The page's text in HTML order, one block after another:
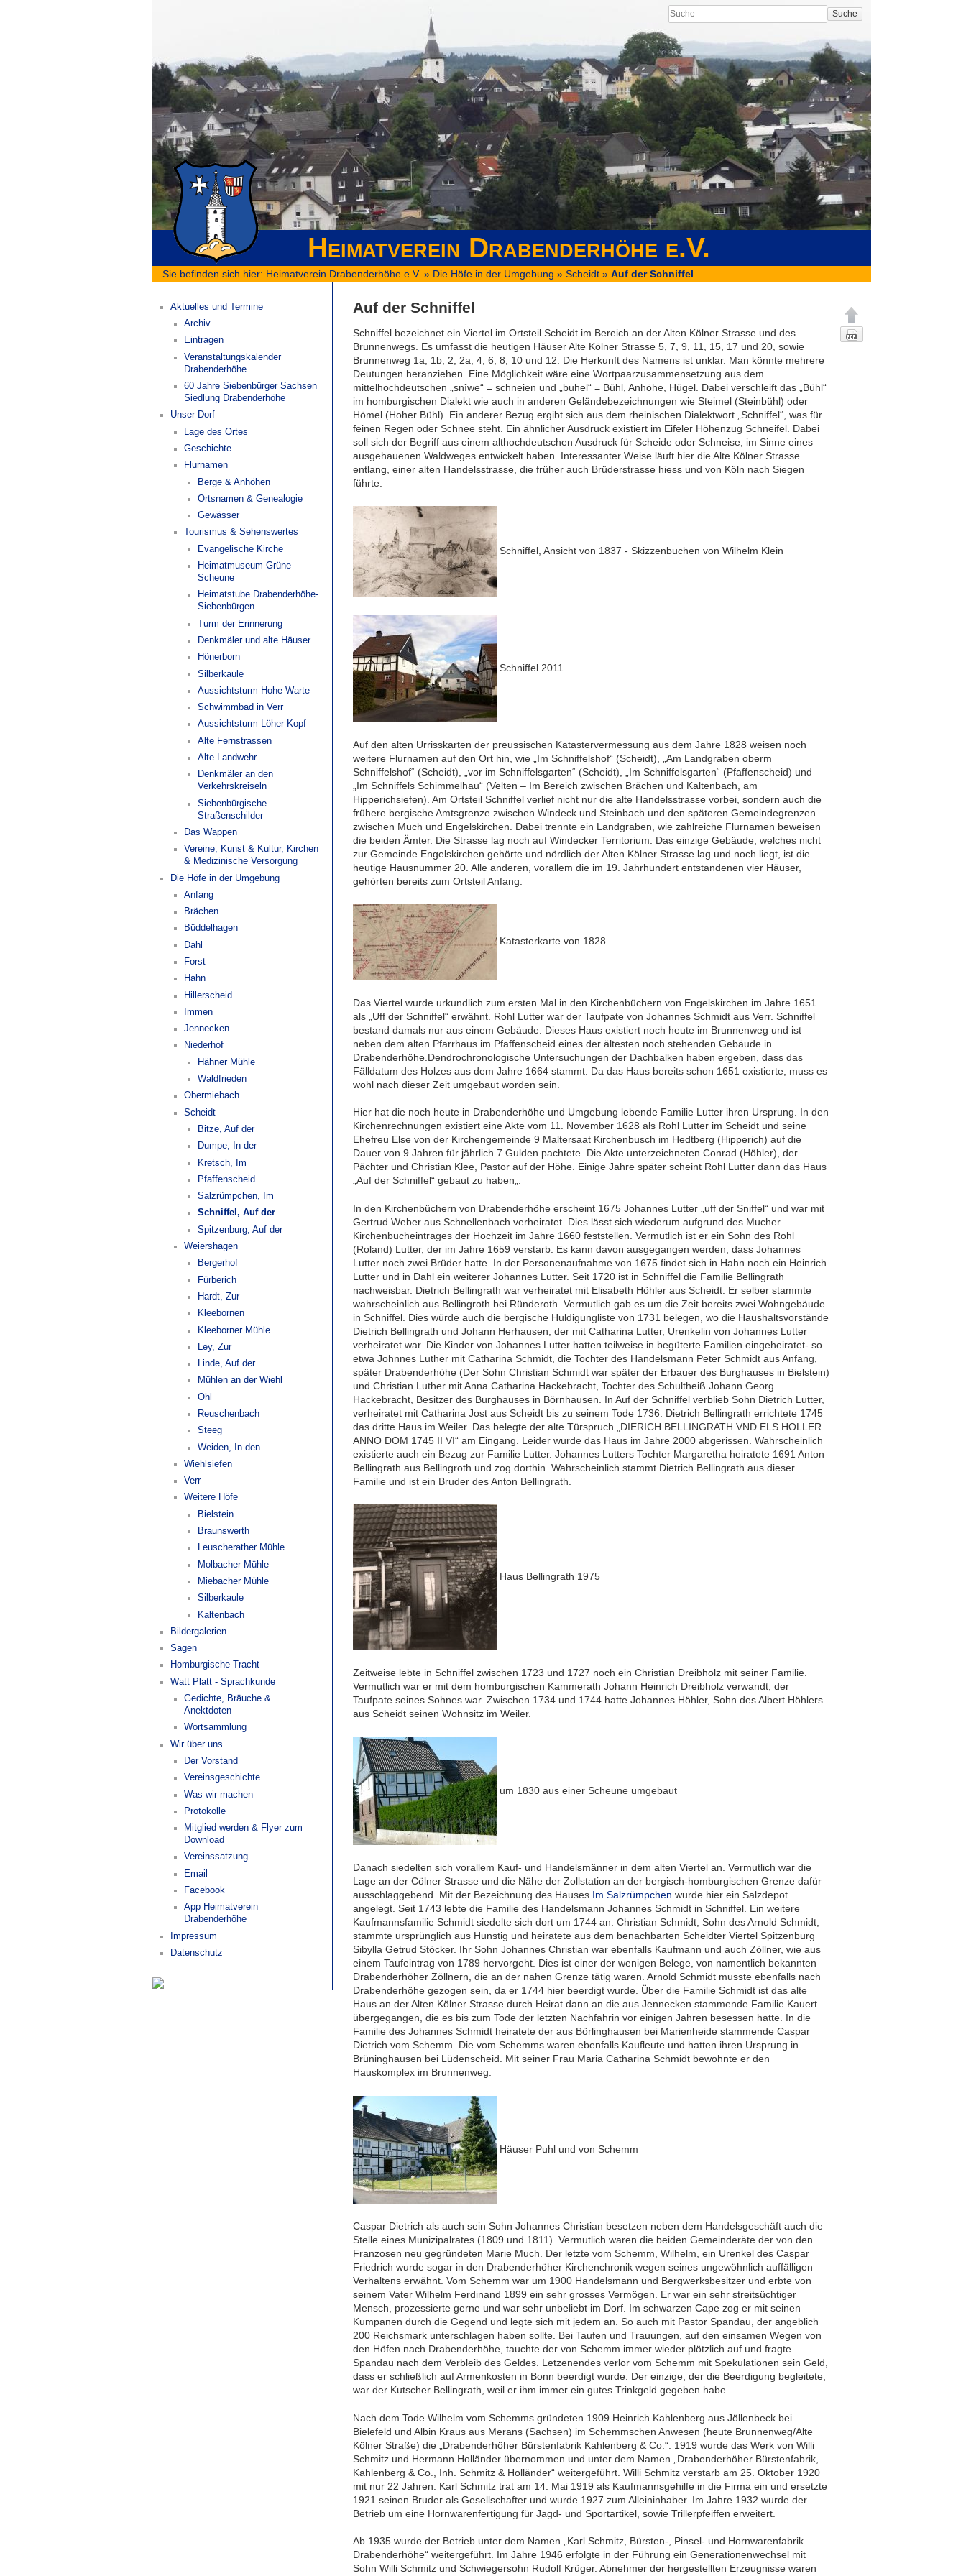
Heimatverein Drabenderhöhe e.V.
Suche
Sie befinden sich hier: Heimatverein Drabenderhöhe e.V. » Die Höfe in der Umgebung » Scheidt » Auf der Schniffel
Aktuelles und Termine
Archiv
Eintragen
Veranstaltungskalender
Drabenderhöhe
60 Jahre Siebenbürger Sachsen
Siedlung Drabenderhöhe
Unser Dorf
Lage des Ortes
Geschichte
Flurnamen
Berge & Anhöhen
Ortsnamen & Genealogie
Gewässer
Tourismus & Sehenswertes
Evangelische Kirche
Heimatmuseum Grüne
Scheune
Heimatstube Drabenderhöhe-
Siebenbürgen
Turm der Erinnerung
Denkmäler und alte Häuser
Hönerborn
Silberkaule
Aussichtsturm Hohe Warte
Schwimmbad in Verr
Aussichtsturm Löher Kopf
Alte Fernstrassen
Alte Landwehr
Denkmäler an den
Verkehrskreiseln
Siebenbürgische
Straßenschilder
Das Wappen
Vereine, Kunst & Kultur, Kirchen
& Medizinische Versorgung
Die Höfe in der Umgebung
Anfang
Brächen
Büddelhagen
Dahl
Forst
Hahn
Hillerscheid
Immen
Jennecken
Niederhof
Hähner Mühle
Waldfrieden
Obermiebach
Scheidt
Bitze, Auf der
Dumpe, In der
Kretsch, Im
Pfaffenscheid
Salzrümpchen, Im
Schniffel, Auf der
Spitzenburg, Auf der
Weiershagen
Bergerhof
Fürberich
Hardt, Zur
Kleebornen
Kleeborner Mühle
Ley, Zur
Linde, Auf der
Mühlen an der Wiehl
Ohl
Reuschenbach
Steeg
Weiden, In den
Wiehlsiefen
Verr
Weitere Höfe
Bielstein
Braunswerth
Leuscherather Mühle
Molbacher Mühle
Miebacher Mühle
Silberkaule
Kaltenbach
Bildergalerien
Sagen
Homburgische Tracht
Watt Platt - Sprachkunde
Gedichte, Bräuche &
Anektdoten
Wortsammlung
Wir über uns
Der Vorstand
Vereinsgeschichte
Was wir machen
Protokolle
Mitglied werden & Flyer zum
Download
Vereinssatzung
Email
Facebook
App Heimatverein
Drabenderhöhe
Impressum
Datenschutz
Auf der Schniffel
Schniffel bezeichnet ein Viertel im Ortsteil Scheidt im Bereich an der Alten Kölner Strasse und des
Brunnenwegs. Es umfasst die heutigen Häuser Alte Kölner Strasse 5, 7, 9, 11, 15, 17 und 20, sowie
Brunnenweg 1a, 1b, 2, 2a, 4, 6, 8, 10 und 12. Die Herkunft des Namens ist unklar. Man könnte mehrere
Deutungen heranziehen. Eine Möglichkeit wäre eine Wortpaarzusammensetzung aus dem
mittelhochdeutschen „snîwe“ = schneien und „būhel“ = Bühl, Anhöhe, Hügel. Dabei verschleift das „Bühl“
im homburgischen Dialekt wie auch in anderen Geländebezeichnungen wie Steimel (Steinbühl) oder
Hömel (Hoher Bühl). Ein anderer Bezug ergibt sich aus dem rheinischen Dialektwort „Schniffel“, was für
feinen Regen oder Schnee steht. Ein ähnlicher Ausdruck existiert im Eifeler Höhenzug Schneifel. Dabei
soll sich der Begriff aus einem althochdeutschen Ausdruck für Scheide oder Schneise, im Sinne eines
ausgehauenen Waldweges entwickelt haben. Interessanter Weise läuft hier die Alte Kölner Strasse
entlang, einer alten Handelsstrasse, die früher auch Brüderstrasse hiess und von Köln nach Siegen
führte.
Schniffel, Ansicht von 1837 - Skizzenbuchen von Wilhelm Klein
Schniffel 2011
Auf den alten Urrisskarten der preussischen Katastervermessung aus dem Jahre 1828 weisen noch
weitere Flurnamen auf den Ort hin, wie „Im Schniffelshof“ (Scheidt), „Am Landgraben oberm
Schniffelshof“ (Scheidt), „vor im Schniffelsgarten“ (Scheidt), „Im Schniffelsgarten“ (Pfaffenscheid) und
„Im Schniffels Schimmelhau“ (Velten – Im Bereich zwischen Brächen und Kaltenbach, am
Hipperichsiefen). Am Ortsteil Schniffel verlief nicht nur die alte Handelsstrasse vorbei, sondern auch die
frühere bergische Amtsgrenze zwischen Windeck und Steinbach und den späteren Gemeindegrenzen
zwischen Much und Engelskirchen. Dabei trennte ein Landgraben, wie zahlreiche Flurnamen beweisen
die beiden Ämter. Die Strasse lag noch auf Windecker Territorium. Das einzige Gebäude, welches nicht
zur Gemeinde Engelskirchen gehörte und nördlich der Alten Kölner Strasse lag und noch liegt, ist die
heutige Hausnummer 20. Alle anderen, vorallem die im 19. Jahrhundert entstandenen vier Häuser,
gehörten bereits zum Ortsteil Anfang.
Katasterkarte von 1828
Das Viertel wurde urkundlich zum ersten Mal in den Kirchenbüchern von Engelskirchen im Jahre 1651
als „Uff der Schniffel“ erwähnt. Rohl Lutter war der Taufpate von Johannes Schmidt aus Verr. Schniffel
bestand damals nur aus einem Gebäude. Dieses Haus existiert noch heute im Brunnenweg und ist
neben dem alten Pfarrhaus im Pfaffenscheid eines der ältesten noch stehenden Gebäude in
Drabenderhöhe.Dendrochronologische Untersuchungen der Dachbalken haben ergeben, dass das
Fälldatum des Holzes aus dem Jahre 1664 stammt. Da das Haus bereits schon 1651 existierte, muss es
wohl nach dieser Zeit umgebaut worden sein.
Hier hat die noch heute in Drabenderhöhe und Umgebung lebende Familie Lutter ihren Ursprung. In den
Kirchenrechnungen existiert eine Akte vom 11. November 1628 als Rohl Lutter im Scheidt und seine
Ehefreu Else von der Kirchengemeinde 9 Maltersaat Kirchenbusch im Hedtberg (Hipperich) auf die
Dauer von 9 Jahren für jährlich 7 Gulden pachtete. Die Akte unterzeichneten Conrad (Höhler), der
Pächter und Christian Klee, Pastor auf der Höhe. Einige Jahre später scheint Rohl Lutter dann das Haus
„Auf der Schniffel“ gebaut zu haben„.
In den Kirchenbüchern von Drabenderhöhe erscheint 1675 Johannes Lutter „uff der Sniffel“ und war mit
Gertrud Weber aus Schnellenbach verheiratet. Dies lässt sich wiederum aufgrund des Mucher
Kirchenbucheintrages der Hochzeit im Jahre 1660 feststellen. Vermutlich ist er ein Sohn des Rohl
(Roland) Lutter, der im Jahre 1659 verstarb. Es kann davon ausgegangen werden, dass Johannes
Lutter noch zwei Brüder hatte. In der Personenaufnahme von 1675 findet sich in Hahn noch ein Heinrich
Lutter und in Dahl ein weiterer Johannes Lutter. Seit 1720 ist in Schniffel die Familie Bellingrath
nachweisbar. Dietrich Bellingrath war verheiratet mit Elisabeth Höhler aus Scheidt. Er selber stammte
wahrscheinlich aus Bellingroth bei Ründeroth. Vermutlich gab es um die Zeit bereits zwei Wohngebäude
in Schniffel. Dies würde auch die bergische Huldigungliste von 1731 belegen, wo die Haushaltsvorstände
Dietrich Bellingrath und Johann Herhausen, der mit Catharina Lutter, Urenkelin von Johannes Lutter
verheiratet war. Die Kinder von Johannes Lutter hatten teilweise in begüterte Familien eingeheiratet- so
etwa Johnnes Luther mit Catharina Schmidt, die Tochter des Handelsmann Peter Schmidt aus Anfang,
später Drabenderhöhe (Der Sohn Christian Schmidt war später der Erbauer des Burghauses in Bielstein)
und Christian Luther mit Anna Catharina Hackebracht, Tochter des Schultheiß Johann Georg
Hackebracht, Besitzer des Burghauses in Börnhausen. In Auf der Schniffel verblieb Sohn Dietrich Lutter,
verheiratet mit Catharina Jost aus Scheidt bis zu seinem Tode 1736. Dietrich Bellingrath errichtete 1745
das dritte Haus im Weiler. Das belegte der alte Türspruch „DIERICH BELLINGRATH VND ELS HOLLER
ANNO DOM 1745 II VI“ am Eingang. Leider wurde das Haus im Jahre 2000 abgerissen. Wahrscheinlich
existierte auch ein Bezug zur Familie Lutter. Johannes Lutters Tochter Margaretha heiratete 1691 Anton
Bellingrath aus Bellingroth und zog dorthin. Wahrscheinlich stammt Dietrich Bellingrath aus dieser
Familie und ist ein Bruder des Anton Bellingrath.
Haus Bellingrath 1975
Zeitweise lebte in Schniffel zwischen 1723 und 1727 noch ein Christian Dreibholz mit seiner Familie.
Vermutlich war er mit dem homburgischen Kammerath Johann Heinrich Dreibholz verwandt, der
Taufpate seines Sohnes war. Zwischen 1734 und 1744 hatte Johannes Höhler, Sohn des Albert Höhlers
aus Scheidt seinen Wohnsitz im Weiler.
um 1830 aus einer Scheune umgebaut
Danach siedelten sich vorallem Kauf- und Handelsmänner in dem alten Viertel an. Vermutlich war die
Lage an der Cölner Strasse und die Nähe der Zollstation an der bergisch-homburgischen Grenze dafür
ausschlaggebend. Mit der Bezeichnung des Hauses Im Salzrümpchen wurde hier ein Salzdepot
angelegt. Seit 1743 lebte die Familie des Handelsmann Johannes Schmidt in Schniffel. Ein weitere
Kaufmannsfamilie Schmidt siedelte sich dort um 1744 an. Christian Schmidt, Sohn des Arnold Schmidt,
stammte ursprünglich aus Hunstig und heiratete aus dem benachbarten Scheidter Viertel Spitzenburg
Sibylla Getrud Stöcker. Ihr Sohn Johannes Christian war ebenfalls Kaufmann und auch Zöllner, wie aus
einem Taufeintrag von 1789 hervorgeht. Dies ist einer der wenigen Belege, von namentlich bekannten
Drabenderhöher Zöllnern, die an der nahen Grenze tätig waren. Arnold Schmidt musste ebenfalls nach
Drabenderhöhe gezogen sein, da er 1744 hier beerdigt wurde. Über die Familie Schmidt ist das alte
Haus an der Alten Kölner Strasse durch Heirat dann an die aus Jennecken stammende Familie Kauert
übergegangen, die es bis zum Tode der letzten Nachfahrin vor einigen Jahren besessen hatte. In die
Familie des Johannes Schmidt heiratete der aus Börlinghausen bei Marienheide stammende Caspar
Dietrich vom Schemm. Die vom Schemms waren ebenfalls Kaufleute und hatten ihren Ursprung in
Brüninghausen bei Lüdenscheid. Mit seiner Frau Maria Catharina Schmidt bewohnte er den
Hauskomplex im Brunnenweg.
Häuser Puhl und von Schemm
Caspar Dietrich als auch sein Sohn Johannes Christian besetzen neben dem Handelsgeschäft auch die
Stelle eines Munizipalrates (1809 und 1811). Vermutlich waren die beiden Gemeinderäte der von den
Franzosen neu gegründeten Marie Much. Der letzte vom Schemm, Wilhelm, ein Urenkel des Caspar
Friedrich wurde sogar in den Drabenderhöher Kirchenchronik wegen seines ungewöhnlich auffälligen
Verhaltens erwähnt. Vom Schemm war um 1900 Handelsmann und Bergwerksbesitzer und erbte von
seinem Vater Wilhelm Ferdinand 1899 ein sehr grosses Vermögen. Er war ein sehr streitsüchtiger
Mensch, prozessierte gerne und war sehr unbeliebt im Dorf. Im schwarzen Cape zog er mit seinen
Kumpanen durch die Gegend und legte sich mit jedem an. So auch mit Pastor Spandau, der angeblich
200 Reichsmark unterschlagen haben sollte. Bei Taufen und Trauungen, auf den einsamen Wegen von
den Höfen nach Drabenderhöhe, tauchte der von Schemm immer wieder plötzlich auf und fragte
Spandau nach dem Verbleib des Geldes. Letzenendes verlor vom Schemm mit Spekulationen sein Geld,
dass er schließlich auf Armenkosten in Bonn beerdigt wurde. Der einzige, der die Beerdigung begleitete,
war der Kutscher Bellingrath, weil er ihm immer ein gutes Trinkgeld gegeben habe.
Nach dem Tode Wilhelm vom Schemms gründeten 1909 Heinrich Kahlenberg aus Jöllenbeck bei
Bielefeld und Albin Kraus aus Merans (Sachsen) im Schemmschen Anwesen (heute Brunnenweg/Alte
Kölner Straße) die „Drabenderhöher Bürstenfabrik Kahlenberg & Co.“. 1919 wurde das Werk von Willi
Schmitz und Hermann Holländer übernommen und unter dem Namen „Drabenderhöher Bürstenfabrik,
Kahlenberg & Co., Inh. Schmitz & Holländer“ weitergeführt. Willi Schmitz verstarb am 25. Oktober 1920
mit nur 22 Jahren. Karl Schmitz trat am 14. Mai 1919 als Kaufmannsgehilfe in die Firma ein und ersetzte
1921 seinen Bruder als Gesellschafter und wurde 1927 zum Alleininhaber. Im Jahre 1932 wurde der
Betrieb um eine Hornwarenfertigung für Jagd- und Sportartikel, sowie Trillerpfeiffen erweitert.
Ab 1935 wurde der Betrieb unter dem Namen „Karl Schmitz, Bürsten-, Pinsel- und Hornwarenfabrik
Drabenderhöhe“ weitergeführt. Im Jahre 1946 erfolgte in der Führung ein Generationenwechsel mit
Sohn Willi Schmitz und Schwiegersohn Rudolf Krüger. Abnehmer der hergestellten Erzeugnisse waren